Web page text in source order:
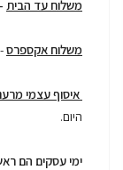
משלוח עד הבית -
משלוח אקספרס-
איסוף עצמי
היום.
ימי עסקים הם